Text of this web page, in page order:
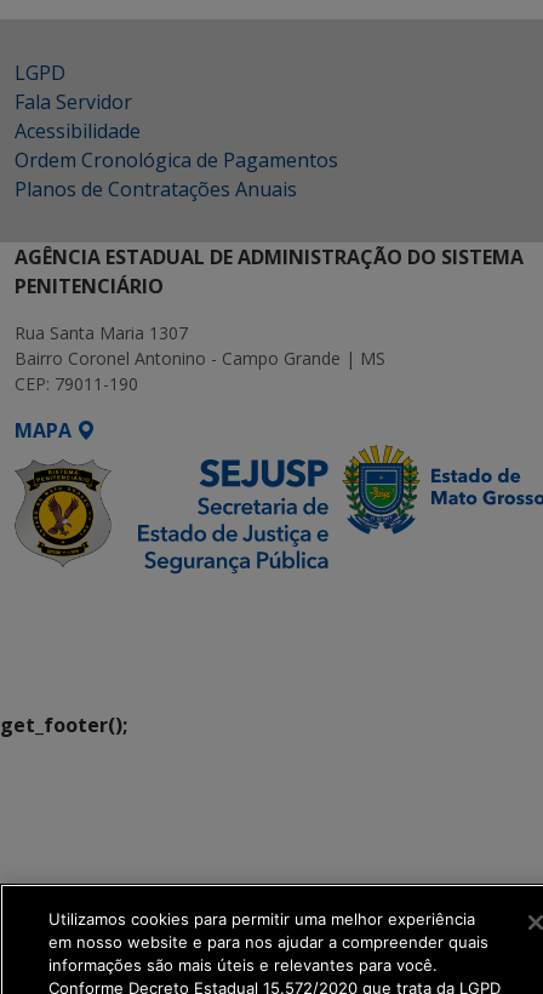
LGPD
Fala Servidor
Acessibilidade
Ordem Cronológica de Pagamentos
Planos de Contratações Anuais
AGÊNCIA ESTADUAL DE ADMINISTRAÇÃO DO SISTEMA
PENITENCIÁRIO
Rua Santa Maria 1307
Bairro Coronel Antonino - Campo Grande | MS
CEP: 79011-190
MAPA
get_footer();
Utilizamos cookies para permitir uma melhor experiência
em nosso website e para nos ajudar a compreender quais
informações são mais úteis e relevantes para você.
Conforme Decreto Estadual 15.572/2020 que trata da LGPD